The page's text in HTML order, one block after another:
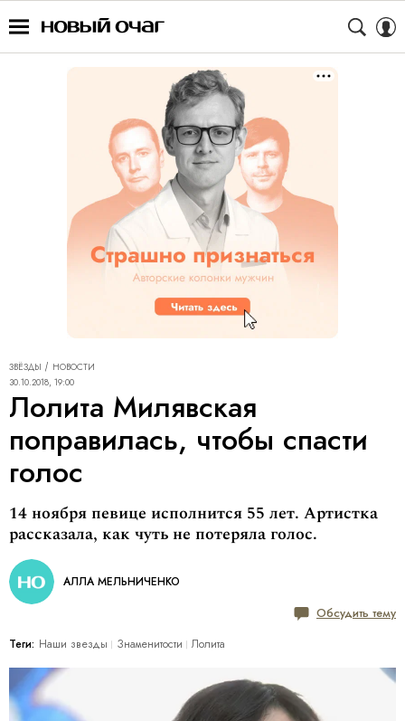
ЗВЁЗДЫ
НОВОСТИ
30.10.2018, 19:00
Лолита Милявская
поправилась, чтобы спасти
голос
14 ноября певице исполнится 55 лет. Артистка
рассказала, как чуть не потеряла голос.
АЛЛА МЕЛЬНИЧЕНКО
Обсудить тему
Теги: Наши звезды Знаменитости Лолита